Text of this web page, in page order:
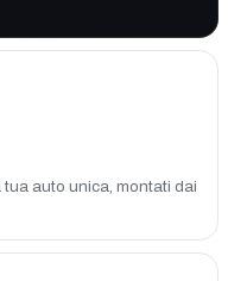
auto unica, montati dai